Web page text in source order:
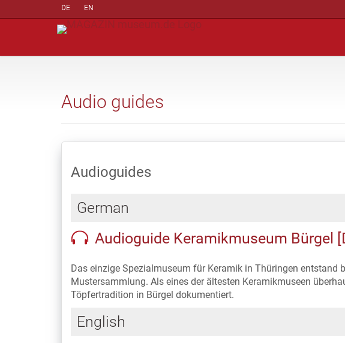
DE EN
Audio guides
Audioguides
German
Audioguide Keramikmuseum Bürgel
Das einzige Spezialmuseum für Keramik in Thüringen
Mustersammlung. Als eines der ältesten Keramikmuseen
Töpfertradition in Bürgel dokumentiert.
English